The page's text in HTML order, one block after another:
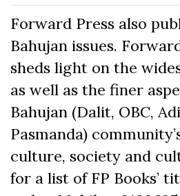
Forward Press also
Bahujan issues.
sheds light on the
as well as the finer
Bahujan (Dalit, OBC,
Pasmanda)
culture, society and
for a list of FP Books’